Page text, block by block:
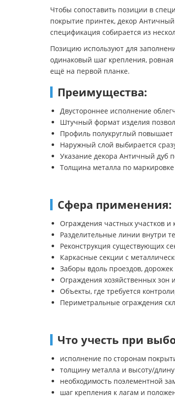
Чтобы сопоставить позиции в
покрытие принтек, декор
спецификация собирается из
Позицию используют для
одинаковый шаг крепления,
ещё на первой планке.
Преимущества:
Двустороннее исполнение
Штучный формат изделия
Профиль полукруглый повышает
Наружный слой выбирается
Указание декора Античный дуб
Толщина металла по
Сфера применения:
Ограждения частных участков и
Разделительные линии внутри
Реконструкция существующих
Каркасные секции с
Заборы вдоль проездов,
Ограждения хозяйственных зон
Объекты, где требуется
Периметральные ограждения
Что учесть при
исполнение по сторонам
толщину металла и высоту/
необходимость поэлементной
шаг крепления к лагам и